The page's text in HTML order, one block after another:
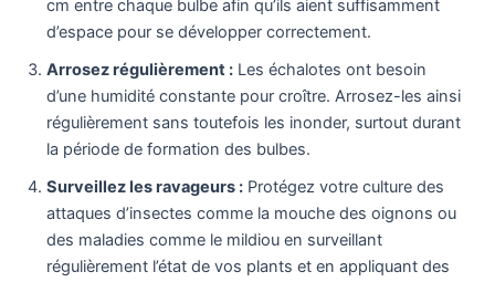
cm entre chaque bulbe afin qu’ils aient suffisamment
d’espace pour se développer correctement.
Arrosez régulièrement : Les échalotes ont besoin
d’une humidité constante pour croître. Arrosez-les ainsi
régulièrement sans toutefois les inonder, surtout durant
la période de formation des bulbes.
Surveillez les ravageurs : Protégez votre culture des
attaques d’insectes comme la mouche des oignons ou
des maladies comme le mildiou en surveillant
régulièrement l’état de vos plants et en appliquant des